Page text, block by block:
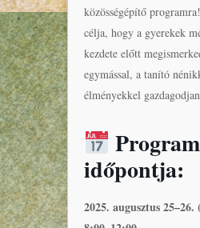
közösségépítő
célja, hogy a gyerekek
kezdete előtt
egymással, a tanító
élményekkel
Program
időpontja:
2025. augusztus